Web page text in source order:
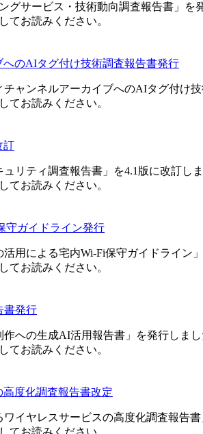
グサービス・技術動向調査報告書」を
てお読みください。
のAIタグ付け技術調査報告書発行
ャンネルアーカイブへのAIタグ付け
てお読みください。
訂
リティ調査報告書」を4.1版に改訂しま
てお読みください。
守ガイドライン発行
用による宅内Wi-Fi保守ガイドライン
てお読みください。
書発行
への生成AI活用報告書」を発行しまし
てお読みください。
度化調査報告書改定
イヤレスサービスの高度化調査報告書